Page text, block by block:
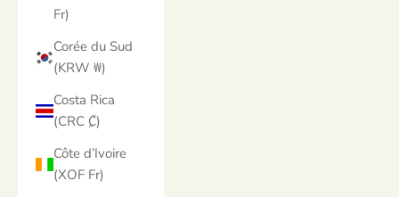
Fr)
Corée du Sud
(KRW ₩)
Costa Rica
(CRC ₡)
Côte d’Ivoire
(XOF Fr)